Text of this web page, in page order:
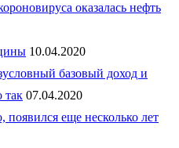
оказалась нефть
10.04.2020
базовый доход и
так 07.04.2020
еще несколько лет